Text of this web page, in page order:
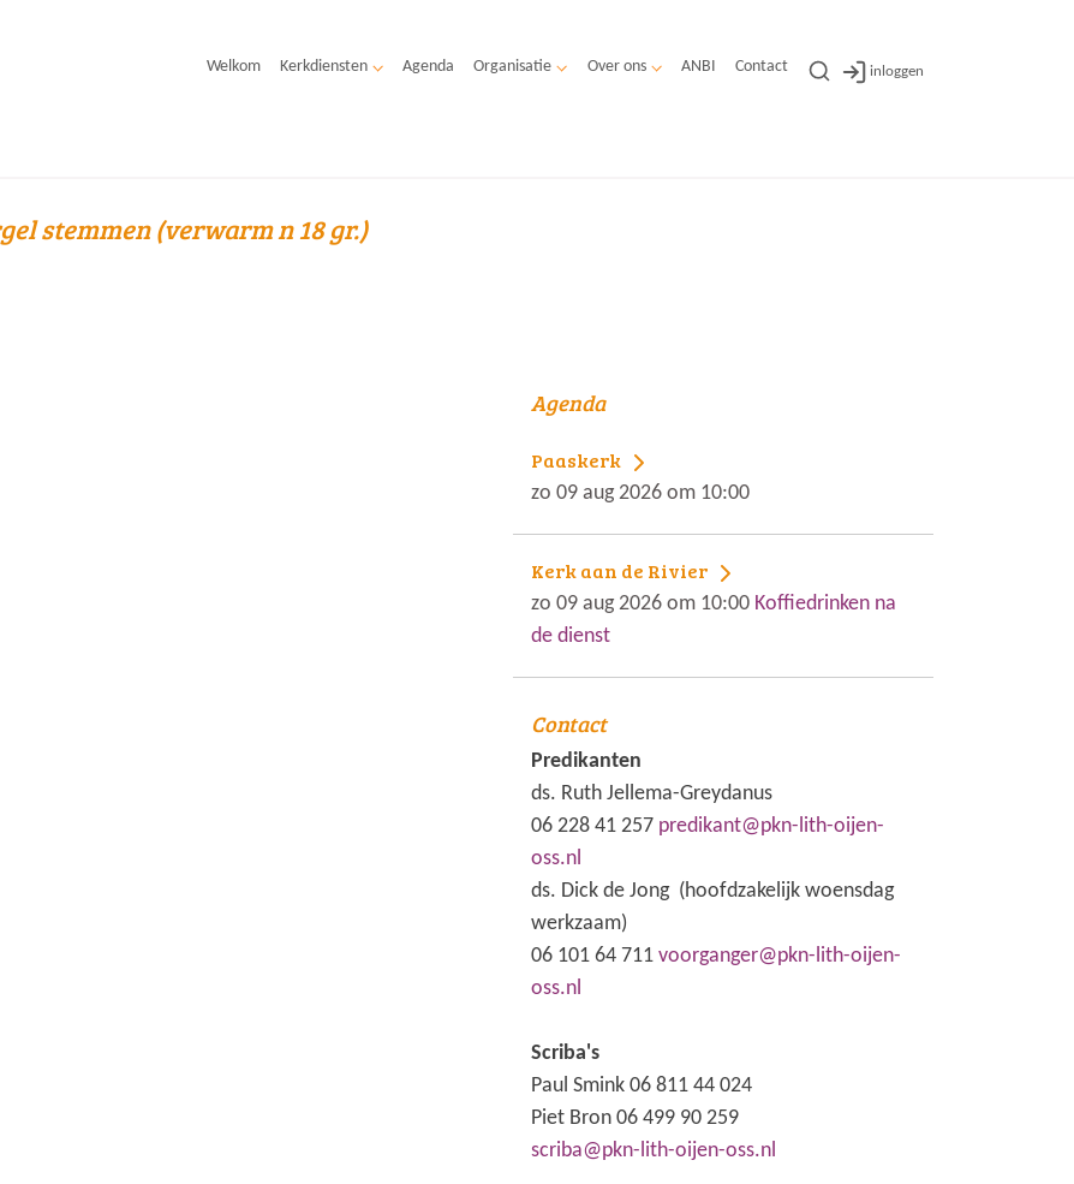
Welkom Kerkdiensten Agenda Organisatie Over ons ANBI Contact inloggen
stemmen (verwarm n 18 gr.)
Agenda
Paaskerk
zo 09 aug 2026 om 10:00
Kerk aan de Rivier
zo 09 aug 2026 om 10:00 Koffiedrinken na
de dienst
Contact
Predikanten
ds. Ruth Jellema-Greydanus
06 228 41 257 predikant@pkn-lith-oijen-
oss.nl
ds. Dick de Jong (hoofdzakelijk woensdag
werkzaam)
06 101 64 711 voorganger@pkn-lith-oijen-
oss.nl
Scriba's
Paul Smink 06 811 44 024
Piet Bron 06 499 90 259
scriba@pkn-lith-oijen-oss.nl